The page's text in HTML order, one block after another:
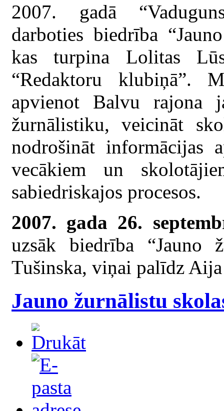
2007. gadā
darboties biedrība
kas turpina Lolitas
“Redaktoru klubiņā”.
apvienot Balvu rajona
žurnālistiku, veicināt
nodrošināt informācijas
vecākiem un
sabiedriskajos procesos.
2007. gada 26.
uzsāk biedrība “Jauno
Tušinska, viņai palīdz
Jauno žurnālistu